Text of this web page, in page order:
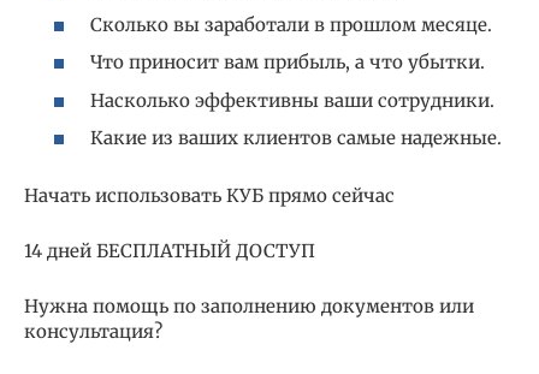
Сколько вы заработали в прошлом месяце.
Что приносит вам прибыль, а что убытки.
Насколько эффективны ваши сотрудники.
Какие из ваших клиентов самые надежные.
Начать использовать КУБ прямо сейчас
14 дней БЕСПЛАТНЫЙ ДОСТУП
Нужна помощь по заполнению документов или
консультация?